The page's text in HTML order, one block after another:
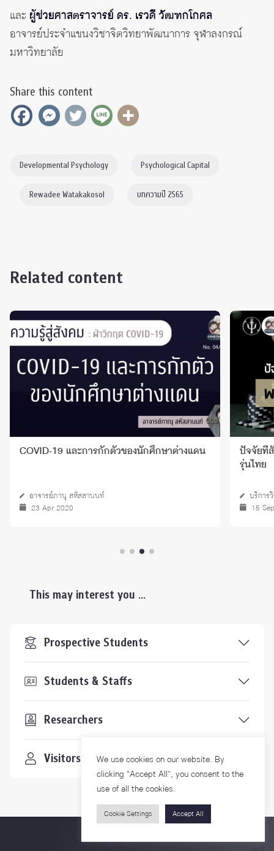
และ ผู้ช่วยศาสตราจารย์ ดร. เรวดี วัฒฑกโกศล
อาจารย์ประจำแขนงวิชาจิตวิทยาพัฒนาการ จุฬาลงกรณ์
มหาวิทยาลัย
Share this content
Developmental Psychology Psychological Capital
Rewadee Watakakosol บทความปี 2565
Related content
COVID-19 และการกักตัวของนักศึกษาต่างแดน
อาจารย์ภานุ สหัสสานนท์
23 Apr 2020
ปัจจัยที่
รุ่นไทย
บริการ
15
This may interest you ...
Prospective Students
Students & Staffs
Researchers
Visitors
We use cookies on our website. By
clicking “Accept All”, you consent to the
use of all the cookies.
Cookie Settings Accept All